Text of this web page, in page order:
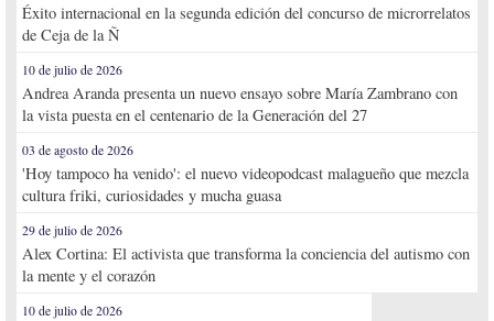
Éxito internacional en la segunda edición del concurso de microrrelatos
de Ceja de la Ñ
10 de julio de 2026
Andrea Aranda presenta un nuevo ensayo sobre María Zambrano con
la vista puesta en el centenario de la Generación del 27
03 de agosto de 2026
'Hoy tampoco ha venido': el nuevo videopodcast malagueño que mezcla
cultura friki, curiosidades y mucha guasa
29 de julio de 2026
Alex Cortina: El activista que transforma la conciencia del autismo con
la mente y el corazón
10 de julio de 2026